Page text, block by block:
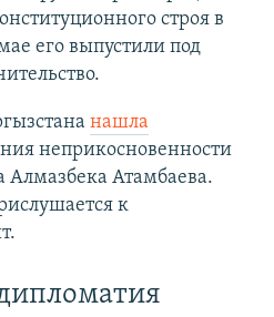
строя в
его выпустили под
нашла
неприкосновенности
Алмазбека Атамбаева.
к